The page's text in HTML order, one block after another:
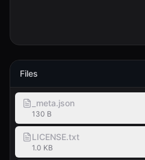
Files
_meta.json
130 B
LICENSE.txt
1.0 KB